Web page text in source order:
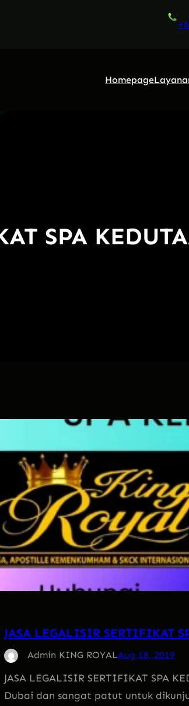
Homepage
SPA
JASA LEGALISIR SERTIFIKAT
Admin KING ROYALAug 18, 2019
JASA LEGALISIR SERTIFIKAT SPA
Dubai dan sangat patut untuk